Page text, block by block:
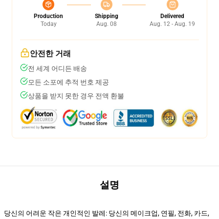
Production
Today
Shipping
Aug. 08
Delivered
Aug. 12 - Aug. 19
안전한 거래
전 세계 어디든 배송
모든 소포에 추적 번호 제공
상품을 받지 못한 경우 전액 환불
설명
당신의 어려운 작은 개인적인 발레: 당신의 메이크업, 연필, 전화, 카드,